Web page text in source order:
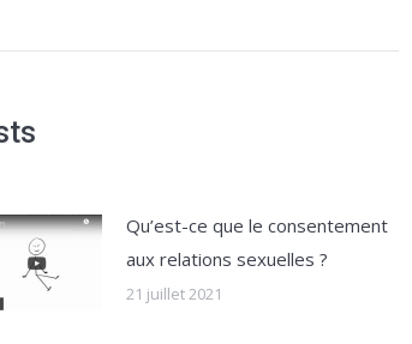
Qu’est-ce que le consentement
aux relations sexuelles ?
21 juillet 2021